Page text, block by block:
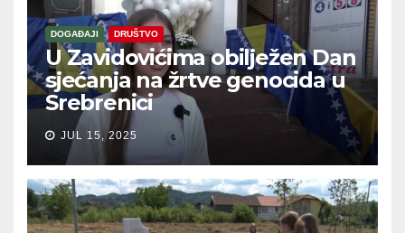
DOGAĐAJI DRUŠTVO
U Zavidovićima obilježen Dan
sjećanja na žrtve genocida u
Srebrenici
JUL 15, 2025